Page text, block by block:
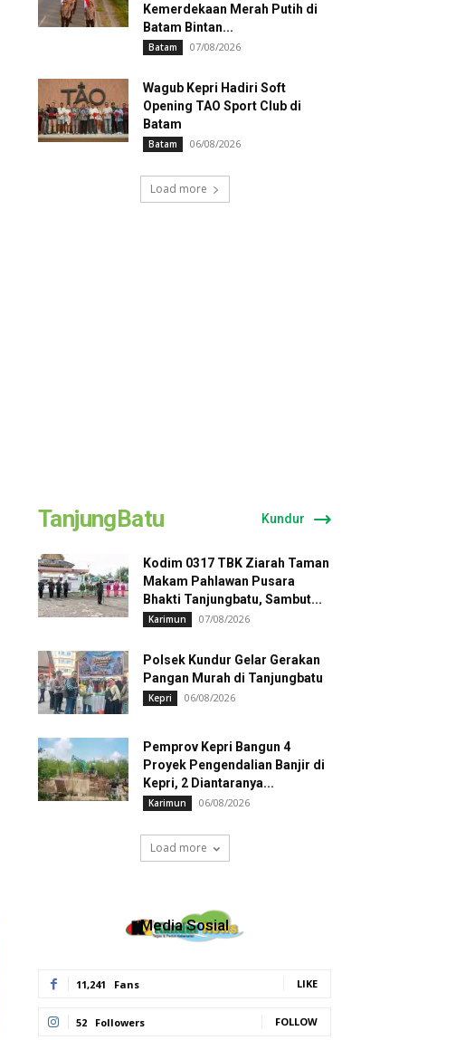
Kemerdekaan Merah Putih di
Batam Bintan...
Batam 07/08/2026
Wagub Kepri Hadiri Soft
Opening TAO Sport Club di
Batam
Batam 06/08/2026
Load more
TanjungBatu Kundur
Kodim 0317 TBK Ziarah Taman
Makam Pahlawan Pusara
Bhakti Tanjungbatu, Sambut...
Karimun 07/08/2026
Polsek Kundur Gelar Gerakan
Pangan Murah di Tanjungbatu
Kepri 06/08/2026
Pemprov Kepri Bangun 4
Proyek Pengendalian Banjir di
Kepri, 2 Diantaranya...
Karimun 06/08/2026
Load more
Media Sosial
11,241 Fans LIKE
52 Followers FOLLOW